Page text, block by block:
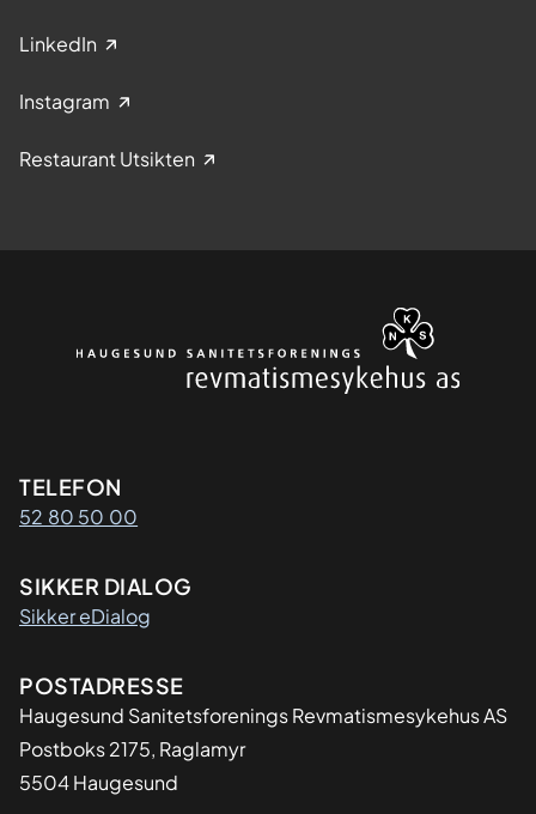
LinkedIn
Instagram
Restaurant Utsikten
Kontaktinformasjon
TELEFON
52 80 50 00
SIKKER DIALOG
Sikker eDialog
Adresse
POSTADRESSE
Haugesund Sanitetsforenings Revmatismesykehus AS
Postboks 2175, Raglamyr
5504 Haugesund